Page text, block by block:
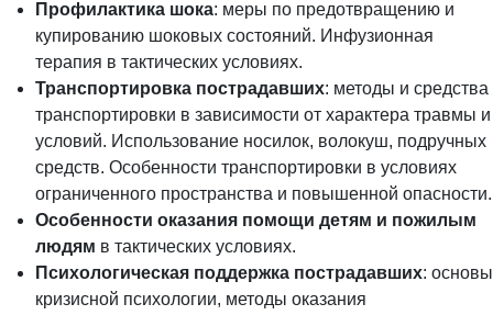
Профилактика шока: меры по предотвращению и
купированию шоковых состояний. Инфузионная
терапия в тактических условиях.
Транспортировка пострадавших: методы и средства
транспортировки в зависимости от характера травмы и
условий. Использование носилок, волокуш, подручных
средств. Особенности транспортировки в условиях
ограниченного пространства и повышенной опасности.
Особенности оказания помощи детям и пожилым
людям в тактических условиях.
Психологическая поддержка пострадавших: основы
кризисной психологии, методы оказания